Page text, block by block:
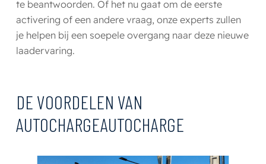
te beantwoorden. Of het nu gaat om de eerste
activering of een andere vraag, onze experts zullen
je helpen bij een soepele overgang naar deze nieuwe
laadervaring.
DE VOORDELEN VAN
AUTOCHARGEAUTOCHARGE